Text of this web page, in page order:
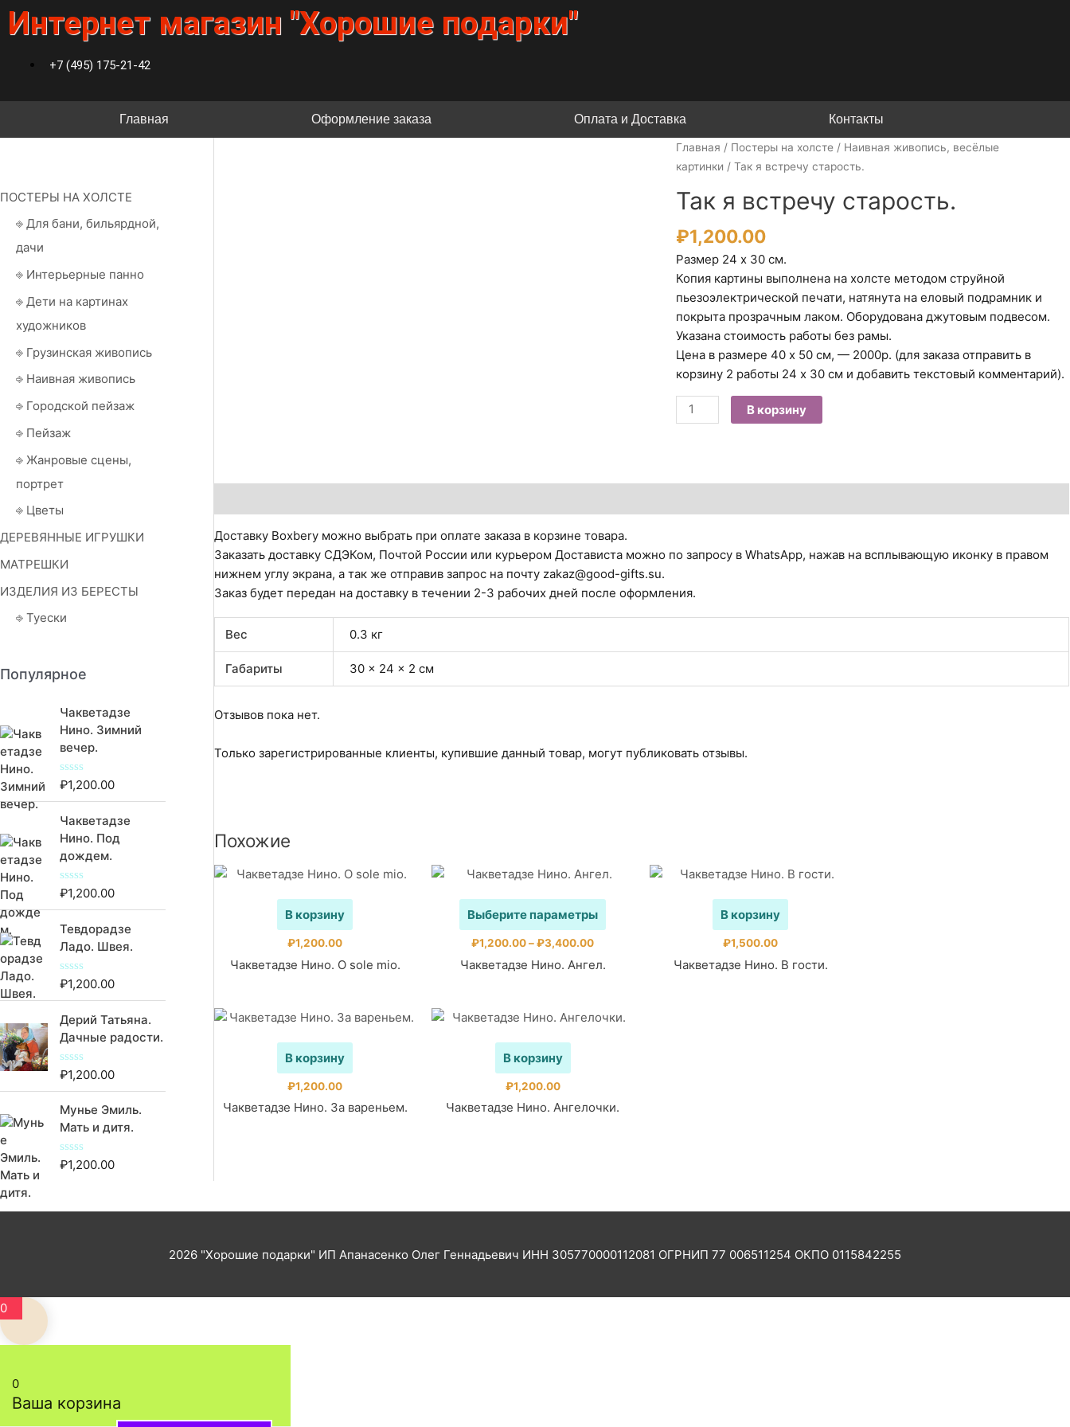
Интернет магазин "Хорошие подарки"
+7 (495) 175-21-42
Главная Оформление заказа Оплата и Доставка Контакты
ПОСТЕРЫ НА ХОЛСТЕ
⎆ Для бани, бильярдной,
дачи
⎆ Интерьерные панно
⎆ Дети на картинах
художников
⎆ Грузинская живопись
⎆ Наивная живопись
⎆ Городской пейзаж
⎆ Пейзаж
⎆ Жанровые сцены,
портрет
⎆ Цветы
ДЕРЕВЯННЫЕ ИГРУШКИ
МАТРЕШКИ
ИЗДЕЛИЯ ИЗ БЕРЕСТЫ
⎆ Туески
Популярное
Чакветадзе
Нино. Зимний
вечер.
О
н
к
а
0
з
5
₽1,200.00
Чакветадзе
Нино. Под
дождем.
О
н
к
а
0
з
5
₽1,200.00
Тевдорадзе
Ладо. Швея.
О
н
к
а
0
з
5
₽1,200.00
Дерий Татьяна.
Дачные радости.
О
н
к
а
0
з
₽1,200.00
Мунье Эмиль.
Мать и дитя.
О
к
₽1,200.00
Главная / Постеры на холсте/ Наивная живопись, весёлые
картинки / Так я встречу старость.
Так я встречу старость.
₽1,200.00
Размер 24 х 30 см.
Копия картины выполнена на холсте методом струйной
пьезоэлектрической печати, натянута на еловый подрамник и
покрыта прозрачным лаком. Оборудована джутовым подвесом.
Указана стоимость работы без рамы.
Цена в размере 40 х 50 см, — 2000р. (для заказа отправить в
корзину 2 работы 24 х 30 см и добавить текстовый комментарий).
В корзину
Доставку Boxbery можно выбрать при оплате заказа в корзине товара.
Заказать доставку СДЭКом, Почтой России или курьером Достависта можно по запросу в WhatsApp, нажав на всплывающую иконку в правом
нижнем углу экрана, а так же отправив запрос на почту zakaz@good-gifts.su.
Заказ будет передан на доставку в течении 2-3 рабочих дней после оформления.
Вес 0.3 кг
Габариты 30 × 24 × 2 см
Отзывов пока нет.
Только зарегистрированные клиенты, купившие данный товар, могут публиковать отзывы.
Похожие
В корзину
₽1,200.00
Чакветадзе Нино. O sole mio.
Выберите параметры
₽1,200.00–₽3,400.00
Чакветадзе Нино. Ангел.
В корзину
₽1,500.00
Чакветадзе Нино. В гости.
В корзину
₽1,200.00
Чакветадзе Нино. За вареньем.
В корзину
₽1,200.00
Чакветадзе Нино. Ангелочки.
2026 "Хорошие подарки" ИП Апанасенко Олег Геннадьевич ИНН 305770000112081 ОГРНИП 77 006511254 ОКПО 0115842255
0
0
Ваша корзина